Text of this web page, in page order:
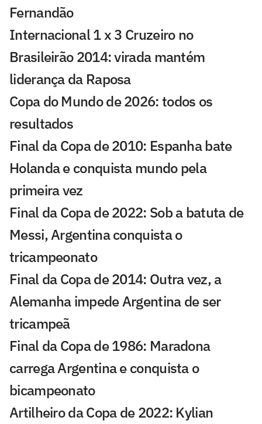
Fernandão
Internacional 1 x 3 Cruzeiro no
Brasileirão 2014: virada mantém
liderança da Raposa
Copa do Mundo de 2026: todos os
resultados
Final da Copa de 2010: Espanha bate
Holanda e conquista mundo pela
primeira vez
Final da Copa de 2022: Sob a batuta de
Messi, Argentina conquista o
tricampeonato
Final da Copa de 2014: Outra vez, a
Alemanha impede Argentina de ser
tricampeã
Final da Copa de 1986: Maradona
carrega Argentina e conquista o
bicampeonato
Artilheiro da Copa de 2022: Kylian